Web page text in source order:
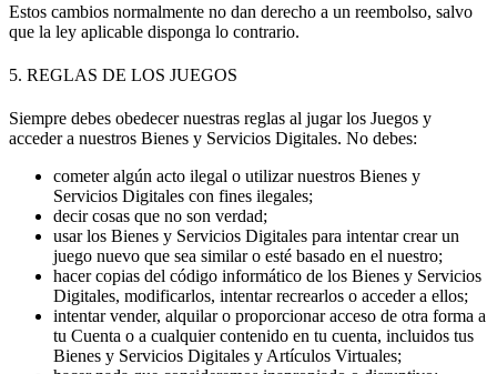
Estos cambios normalmente no dan derecho a un reembolso, salvo
que la ley aplicable disponga lo contrario.
5. REGLAS DE LOS JUEGOS
Siempre debes obedecer nuestras reglas al jugar los Juegos y
acceder a nuestros Bienes y Servicios Digitales. No debes:
cometer algún acto ilegal o utilizar nuestros Bienes y
Servicios Digitales con fines ilegales;
decir cosas que no son verdad;
usar los Bienes y Servicios Digitales para intentar crear un
juego nuevo que sea similar o esté basado en el nuestro;
hacer copias del código informático de los Bienes y Servicios
Digitales, modificarlos, intentar recrearlos o acceder a ellos;
intentar vender, alquilar o proporcionar acceso de otra forma a
tu Cuenta o a cualquier contenido en tu cuenta, incluidos tus
Bienes y Servicios Digitales y Artículos Virtuales;